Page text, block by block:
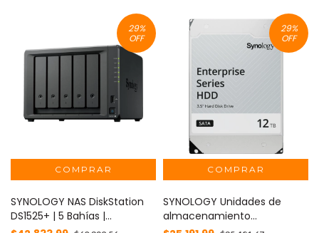
29%
OFF
SYNOLOGY NAS DiskStation
DS1525+ | 5 Bahías |
29%
OFF
SYNOLOGY Unidades de
almacenamiento